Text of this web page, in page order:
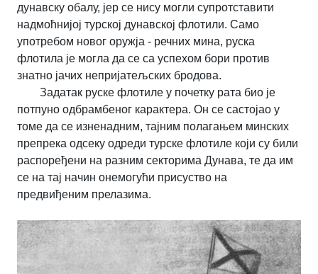
дунавску обалу, јер се нису могли супротставити
надмоћнијој турској дунавској флотили. Само
употребом новог оружја - речних мина, руска
флотила је могла да се са успехом бори против
знатно јачих непријатељских бродова.
Задатак руске флотиле у почетку рата био је
потпуно одбрамбеног карактера. Он се састојао у
томе да се изненадним, тајним полагањем минских
препрека одсеку одреди турске флотиле који су били
распоређени на разним секторима Дунава, те да им
се на тај начин онемогући присуство на
предвиђеним прелазима.